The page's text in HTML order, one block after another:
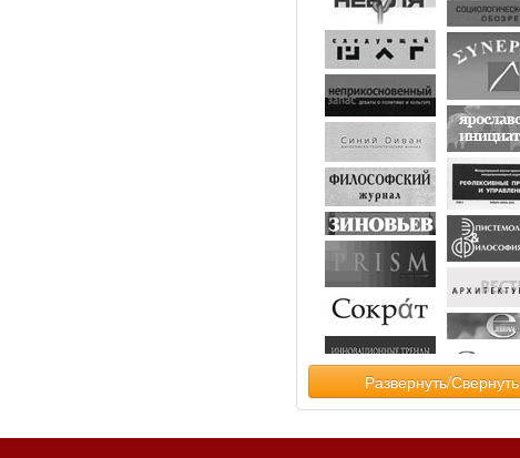
Развернуть/Свернуть